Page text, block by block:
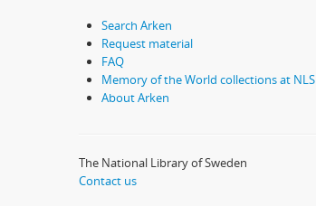
Search Arken
Request material
FAQ
Memory of the World collections at NLS
About Arken
The National Library of Sweden
Contact us